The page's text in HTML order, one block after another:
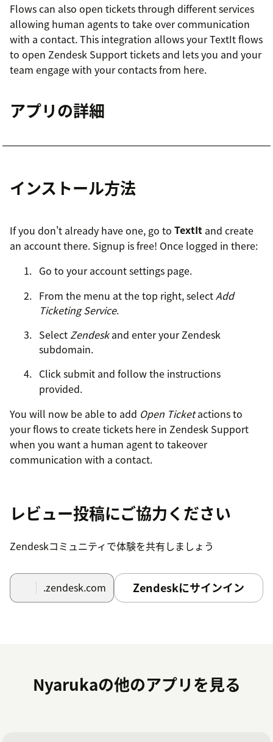
Flows can also open tickets through different services
allowing human agents to take over communication
with a contact. This integration allows your TextIt flows
to open Zendesk Support tickets and lets you and your
team engage with your contacts from here.
アプリの詳細
インストール方法
If you don't already have one, go to TextIt and create
an account there. Signup is free! Once logged in there:
Go to your account settings page.
From the menu at the top right, selectAdd
Ticketing Service.
Select Zendeskand enter your Zendesk
subdomain.
Click submit and follow the instructions
provided.
You will now be able to add Open Ticketactions to
your flows to create tickets here in Zendesk Support
when you want a human agent to takeover
communication with a contact.
レビュー投稿にご協力ください
Zendeskコミュニティで体験を共有しましょう
.zendesk.com Zendeskにサインイン
Nyarukaの他のアプリを見る